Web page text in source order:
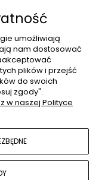
umożliwiają
nam dostosować
plików i przejść
do swoich
zgody".
w naszej Polityce